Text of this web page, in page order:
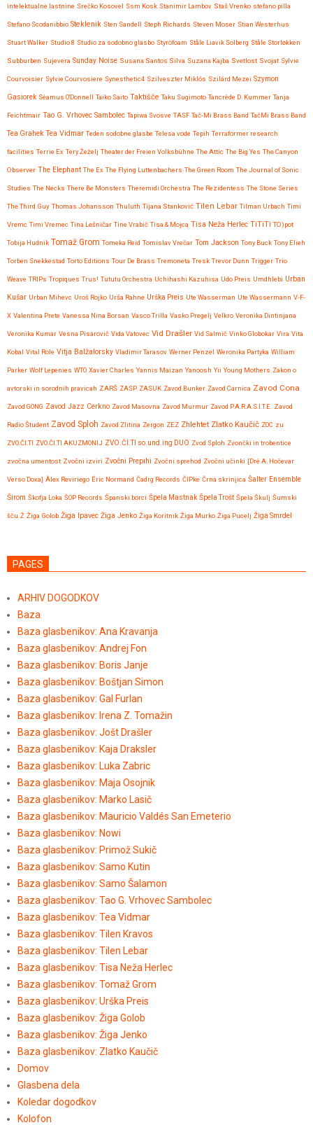
intelektualne lastnine Srečko Kosovel Ssm Kosk Stanimir Lambov Staš Vrenko stefano pilla
Stefano Scodanibbio Steklenik Sten Sandell Steph Richards Steven Moser Stian Westerhus
Stuart Walker Studio 8 Studio za sodobno glasbo Styröfoam Ståle Liavik Solberg Ståle Storløkken
Subburben Sujevera Sunday Noise Susana Santos Silva Suzana Kajba Svetlost Svojat Sylvie
Courvoisier Sylvie Courvosiere Synesthetic4 Szilveszter Miklós Szilárd Mezei Szymon
Gasiorek Séamus O'Donnell Taiko Saito Taktišče Taku Sugimoto Tancrède D. Kummer Tanja
Feichtmair Tao G. Vrhovec Sambolec Tapiwa Svosve TASF Tač-Mi Brass Band TačMi Brass Band
Tea Grahek Tea Vidmar Teden sodobne glasbe Telesa vode Tepih Terraformer research
facilities Terrie Ex Tery Žeželj Theater der Freien Volksbühne The Attic The Big Yes The Canyon
Observer The Elephant The Ex The Flying Luttenbachers The Green Room The Journal of Sonic
Studies The Necks There Be Monsters Theremidi Orchestra The Rezidentess The Stone Series
The Third Guy Thomas Johansson Thuluth Tijana Stanković Tilen Lebar Tilman Urbach Timi
Vremc Timi Vremec Tina Lešničar Tine Vrabič Tisa & Mojca Tisa Neža Herlec TiTiTi TO)pot
Tobija Hudnik Tomaž Grom Tomeka Reid Tomislav Vrečar Tom Jackson Tony Buck Tony Elieh
Torben Snekkestad Torto Editions Tour De Brass Tremoneta Tresk Trevor Dunn Trigger Trio
Weave TRIPs Tropiques Trus! Tututu Orchestra Uchihashi Kazuhisa Udo Preis Umdhlebi Urban
Kušar Urban Mihevc Uroš Rojko Urša Rahne Urška Preis Ute Wasserman Ute Wassermann V-F-
X Valentina Prete Vanessa Nina Borsan Vasco Trilla Vasko Pregelj Velkro Veronika Dintinjana
Veronika Kumar Vesna Pisarovič Vida Vatovec Vid Drašler Vid Salmič Vinko Globokar Vira Vita
Kobal Vital Role Vitja Balžalorsky Vladimir Tarasov Werner Penzel Weronika Partyka William
Parker Wolf Lepenies WTO Xavier Charles Yannis Maizan Yanoosh Yii Young Mothers Zakon o
avtorski in sorodnih pravicah ZARŠ ZASP ZASUK Zavod Bunker Zavod Carnica Zavod Cona
Zavod GONG Zavod Jazz Cerkno Zavod Masovna Zavod Murmur Zavod P.A.R.A.S.I.T.E. Zavod
Radio Študent Zavod Sploh Zavod Zlitina Zergon ZEZ Zhlehtet Zlatko Kaučič ZOC zu
ZVO.ČI.TI ZVO.ČI.TI AKUZMONIJ ZVO.ČI.TI so.und.ing DUO Zvod Sploh Zvončki in trobentice
zvočna umentost Zvočni izviri Zvočni Prepihi Zvočni sprehod Zvočni učinki [Dré A. Hočevar
Verso Doxa] Àlex Reviriego Éric Normand Čadrg Records ČIPke Črna skrinjica Šalter Ensemble
Širom Škofja Loka ŠOP Records Španski borci Špela Mastnak Špela Trošt Špela Škulj Šumski
šču Ž Žiga Golob Žiga Ipavec Žiga Jenko Žiga Koritnik Žiga Murko Žiga Pucelj Žiga Smrdel
PAGES
ARHIV DOGODKOV
Baza
Baza glasbenikov: Ana Kravanja
Baza glasbenikov: Andrej Fon
Baza glasbenikov: Boris Janje
Baza glasbenikov: Boštjan Simon
Baza glasbenikov: Gal Furlan
Baza glasbenikov: Irena Z. Tomažin
Baza glasbenikov: Jošt Drašler
Baza glasbenikov: Kaja Draksler
Baza glasbenikov: Luka Zabric
Baza glasbenikov: Maja Osojnik
Baza glasbenikov: Marko Lasič
Baza glasbenikov: Mauricio Valdés San Emeterio
Baza glasbenikov: Nowi
Baza glasbenikov: Primož Sukič
Baza glasbenikov: Samo Kutin
Baza glasbenikov: Samo Šalamon
Baza glasbenikov: Tao G. Vrhovec Sambolec
Baza glasbenikov: Tea Vidmar
Baza glasbenikov: Tilen Kravos
Baza glasbenikov: Tilen Lebar
Baza glasbenikov: Tisa Neža Herlec
Baza glasbenikov: Tomaž Grom
Baza glasbenikov: Urška Preis
Baza glasbenikov: Žiga Golob
Baza glasbenikov: Žiga Jenko
Baza glasbenikov: Zlatko Kaučič
Domov
Glasbena dela
Koledar dogodkov
Kolofon